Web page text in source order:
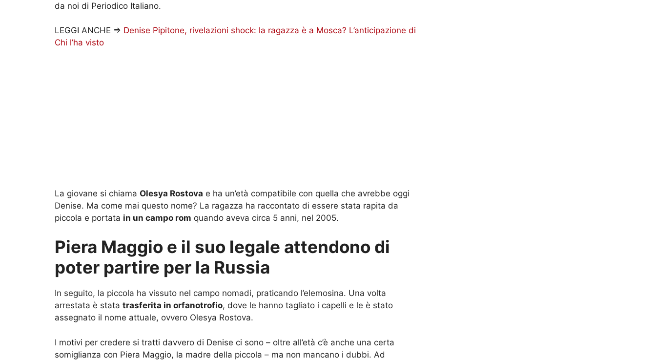
da noi di Periodico Italiano.
LEGGI ANCHE => Denise Pipitone, rivelazioni shock: la ragazza è a Mosca? L’anticipazione di
Chi l’ha visto
La giovane si chiama Olesya Rostova e ha un’età compatibile con quella che avrebbe oggi
Denise. Ma come mai questo nome? La ragazza ha raccontato di essere stata rapita da
piccola e portata in un campo rom quando aveva circa 5 anni, nel 2005.
Piera Maggio e il suo legale attendono di
poter partire per la Russia
In seguito, la piccola ha vissuto nel campo nomadi, praticando l’elemosina. Una volta
arrestata è stata trasferita in orfanotrofio, dove le hanno tagliato i capelli e le è stato
assegnato il nome attuale, ovvero Olesya Rostova.
I motivi per credere si tratti davvero di Denise ci sono – oltre all’età c’è anche una certa
somiglianza con Piera Maggio, la madre della piccola – ma non mancano i dubbi. Ad